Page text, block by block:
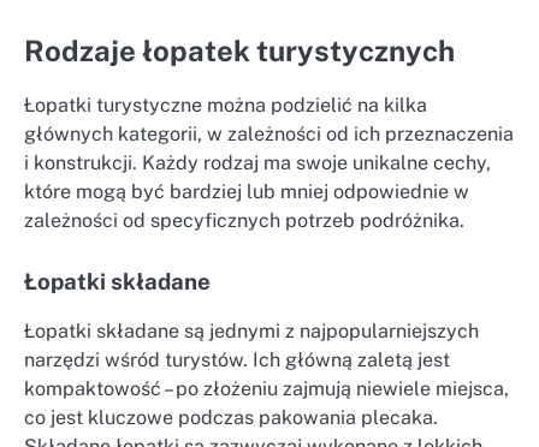
Rodzaje łopatek turystycznych
Łopatki turystyczne można podzielić na kilka
głównych kategorii, w zależności od ich przeznaczenia
i konstrukcji. Każdy rodzaj ma swoje unikalne cechy,
które mogą być bardziej lub mniej odpowiednie w
zależności od specyficznych potrzeb podróżnika.
Łopatki składane
Łopatki składane są jednymi z najpopularniejszych
narzędzi wśród turystów. Ich główną zaletą jest
kompaktowość – po złożeniu zajmują niewiele miejsca,
co jest kluczowe podczas pakowania plecaka.